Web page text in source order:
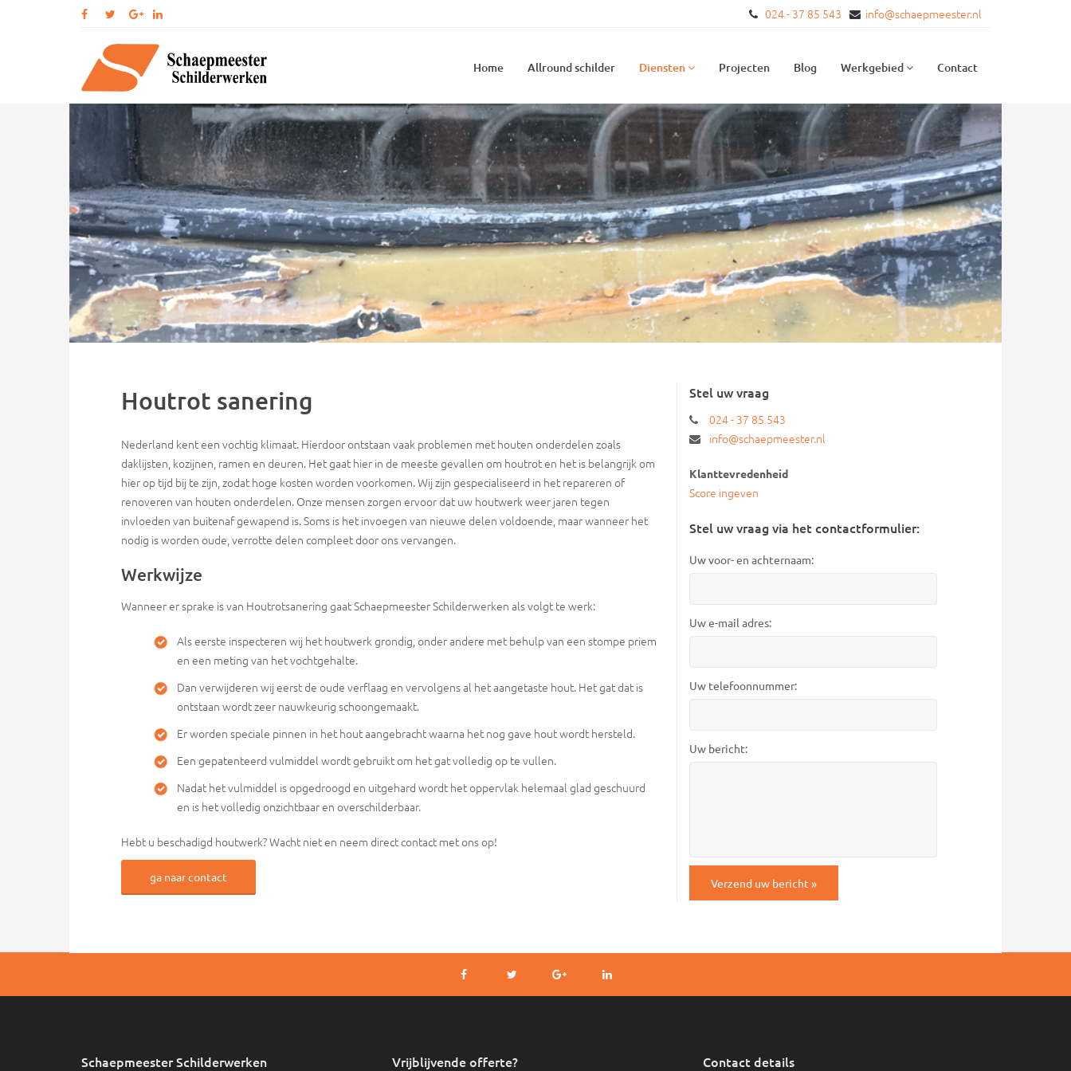
024 - 37 85 543 info@schaepmeester.nl
Home Allround schilder Diensten Projecten Blog Werkgebied Contact
Houtrot sanering
Nederland kent een vochtig klimaat. Hierdoor ontstaan vaak problemen met houten onderdelen zoals
daklijsten, kozijnen, ramen en deuren. Het gaat hier in de meeste gevallen om houtrot en het is belangrijk om
hier op tijd bij te zijn, zodat hoge kosten worden voorkomen. Wij zijn gespecialiseerd in het repareren of
renoveren van houten onderdelen. Onze mensen zorgen ervoor dat uw houtwerk weer jaren tegen
invloeden van buitenaf gewapend is. Soms is het invoegen van nieuwe delen voldoende, maar wanneer het
nodig is worden oude, verrotte delen compleet door ons vervangen.
Werkwijze
Wanneer er sprake is van Houtrotsanering gaat Schaepmeester Schilderwerken als volgt te werk:
Als eerste inspecteren wij het houtwerk grondig, onder andere met behulp van een stompe priem
en een meting van het vochtgehalte.
Dan verwijderen wij eerst de oude verflaag en vervolgens al het aangetaste hout. Het gat dat is
ontstaan wordt zeer nauwkeurig schoongemaakt.
Er worden speciale pinnen in het hout aangebracht waarna het nog gave hout wordt hersteld.
Een gepatenteerd vulmiddel wordt gebruikt om het gat volledig op te vullen.
Nadat het vulmiddel is opgedroogd en uitgehard wordt het oppervlak helemaal glad geschuurd
en is het volledig onzichtbaar en overschilderbaar.
Hebt u beschadigd houtwerk? Wacht niet en neem direct contact met ons op!
ga naar contact
Stel uw vraag
024 - 37 85 543
info@schaepmeester.nl
Klanttevredenheid
Score ingeven
Stel uw vraag via het contactformulier:
Uw voor- en achternaam:
Uw e-mail adres:
Uw telefoonnummer:
Uw bericht:
Schaepmeester Schilderwerken Vrijblijvende offerte? Contact details